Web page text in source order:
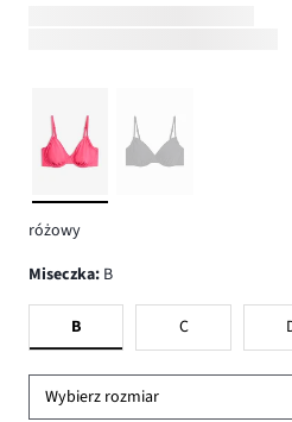
różowy
Miseczka: B
B C
Wybierz rozmiar